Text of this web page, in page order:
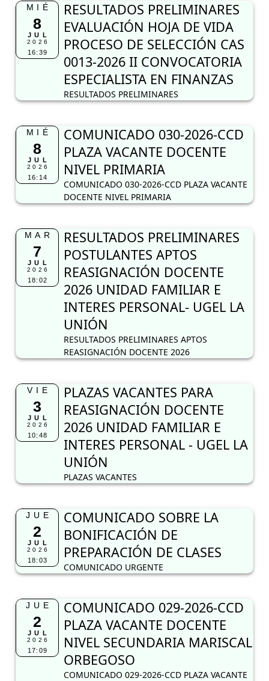
MIÉ
8
JUL
2026
16:39
RESULTADOS PRELIMINARES
EVALUACIÓN HOJA DE VIDA
PROCESO DE SELECCIÓN CAS
0013-2026 II CONVOCATORIA
ESPECIALISTA EN FINANZAS
RESULTADOS PRELIMINARES
MIÉ
8
JUL
2026
16:14
COMUNICADO 030-2026-CCD
PLAZA VACANTE DOCENTE
NIVEL PRIMARIA
COMUNICADO 030-2026-CCD PLAZA VACANTE
DOCENTE NIVEL PRIMARIA
MAR
7
JUL
2026
18:02
RESULTADOS PRELIMINARES
POSTULANTES APTOS
REASIGNACIÓN DOCENTE
2026 UNIDAD FAMILIAR E
INTERES PERSONAL- UGEL LA
UNIÓN
RESULTADOS PRELIMINARES APTOS
REASIGNACIÓN DOCENTE 2026
VIE
3
JUL
2026
10:48
PLAZAS VACANTES PARA
REASIGNACIÓN DOCENTE
2026 UNIDAD FAMILIAR E
INTERES PERSONAL - UGEL LA
UNIÓN
PLAZAS VACANTES
JUE
2
JUL
2026
18:03
COMUNICADO SOBRE LA
BONIFICACIÓN DE
PREPARACIÓN DE CLASES
COMUNICADO URGENTE
JUE
2
JUL
2026
17:09
COMUNICADO 029-2026-CCD
PLAZA VACANTE DOCENTE
NIVEL SECUNDARIA MARISCAL
ORBEGOSO
COMUNICADO 029-2026-CCD PLAZA VACANTE